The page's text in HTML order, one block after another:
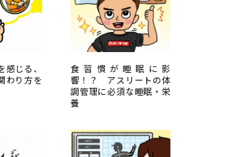
ついて
お支払いサイト
ル進学カタログ
訂正のご案内
じる、
わり方を
食習慣が睡眠に影
響！？ アスリートの体
調管理に必須な睡眠・栄
養